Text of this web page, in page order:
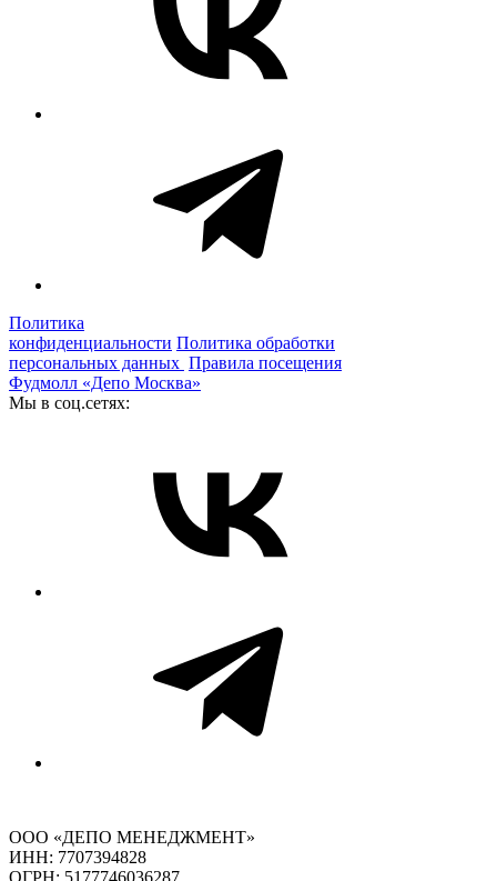
Политика
конфиденциальности Политика обработки
персональных данных Правила посещения
Фудмолл «Депо Москва»
Мы в соц.сетях:
ООО «ДЕПО МЕНЕДЖМЕНТ»
ИНН: 7707394828
ОГРН: 5177746036287